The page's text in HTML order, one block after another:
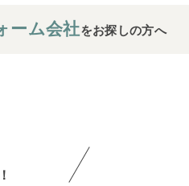
ーム会社をお探しの方へ